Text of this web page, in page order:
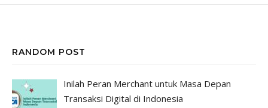
RANDOM POST
Inilah Peran Merchant untuk Masa Depan
Transaksi Digital di Indonesia